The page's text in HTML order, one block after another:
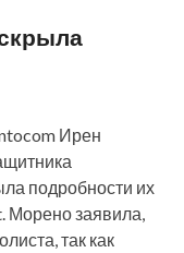
Ирен
подробности их
Морено заявила,
так как